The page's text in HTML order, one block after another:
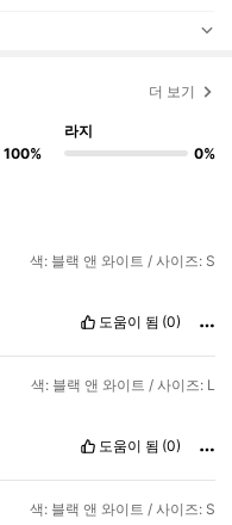
더 보기
100%
라지
0%
색: 블랙 앤 와이트 / 사이즈: S
도움이 됨 (0)
색: 블랙 앤 와이트 / 사이즈: L
도움이 됨 (0)
색: 블랙 앤 와이트 / 사이즈: S